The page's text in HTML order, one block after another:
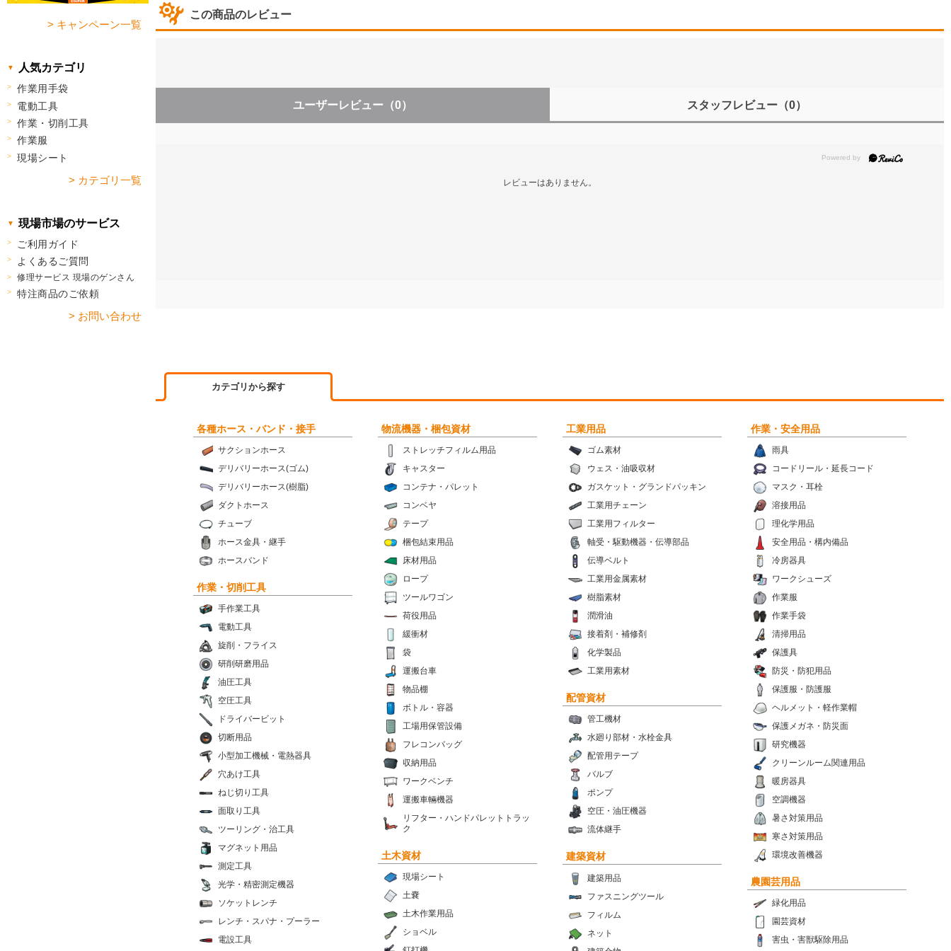
この商品のレビュー
ユーザーレビュー （0） スタッフレビュー （0）
レビューはありません。
カテゴリから探す
各種ホース・バンド・接手
サクションホース
デリバリーホース(ゴム)
デリバリーホース(樹脂)
ダクトホース
チューブ
ホース金具・継手
ホースバンド
物流機器・梱包資材
ストレッチフィルム用品
キャスター
コンテナ・パレット
コンベヤ
テープ
梱包結束用品
床材用品
ロープ
ツールワゴン
荷役用品
緩衝材
袋
運搬台車
物品棚
ボトル・容器
工場用保管設備
フレコンバッグ
収納用品
ワークベンチ
運搬車輛機器
リフター・ハンドパレットトラッ
ク
工業用品
ゴム素材
ウェス・油吸収材
ガスケット・グランドパッキン
工業用チェーン
工業用フィルター
軸受・駆動機器・伝導部品
伝導ベルト
工業用金属素材
樹脂素材
潤滑油
接着剤・補修剤
化学製品
工業用素材
作業・安全用品
雨具
コードリール・延長コード
マスク・耳栓
溶接用品
理化学用品
安全用品・構内備品
冷房器具
ワークシューズ
作業服
作業手袋
清掃用品
保護具
防災・防犯用品
保護服・防護服
ヘルメット・軽作業帽
保護メガネ・防災面
研究機器
クリーンルーム関連用品
暖房器具
空調機器
暑さ対策用品
寒さ対策用品
環境改善機器
作業・切削工具
手作業工具
電動工具
旋削・フライス
研削研磨用品
油圧工具
空圧工具
ドライバービット
切断用品
小型加工機械・電熱器具
穴あけ工具
ねじ切り工具
面取り工具
ツーリング・治工具
マグネット用品
測定工具
光学・精密測定機器
ソケットレンチ
レンチ・スパナ・プーラー
電設工具
配管資材
管工機材
水廻り部材・水栓金具
配管用テープ
バルブ
ポンプ
空圧・油圧機器
流体継手
土木資材
現場シート
土嚢
土木作業用品
ショベル
建築資材
建築用品
ファスニングツール
フィルム
ネット
農園芸用品
緑化用品
園芸資材
害虫・害獣駆除用品
> キャンペーン一覧
人気カテゴリ
作業用手袋
電動工具
作業・切削工具
作業服
現場シート
> カテゴリ一覧
現場市場のサービス
ご利用ガイド
よくあるご質問
修理サービス 現場のゲンさん
特注商品のご依頼
> お問い合わせ